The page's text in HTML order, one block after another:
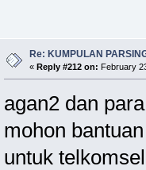
Re: KUMPULAN
« Reply #212 on: February
agan2 dan
mohon
untuk